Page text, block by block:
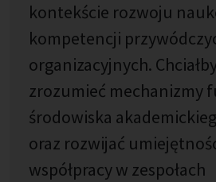
kontekście rozwoju
kompetencji
organizacyjnych.
zrozumieć mechanizmy
środowiska
oraz rozwijać
współpracy w zespołach